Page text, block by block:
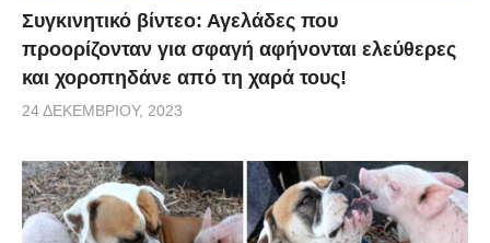
Συγκινητικό βίντεο: Αγελάδες που
προορίζονταν για σφαγή αφήνονται ελεύθερες
και χοροπηδάνε από τη χαρά τους!
24 ΔΕΚΕΜΒΡΊΟΥ, 2023